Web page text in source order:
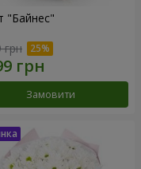
"Байнес"
грн
Замовити